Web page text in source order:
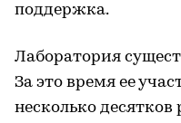
поддержка.
Лаборатория
За это время ее
несколько